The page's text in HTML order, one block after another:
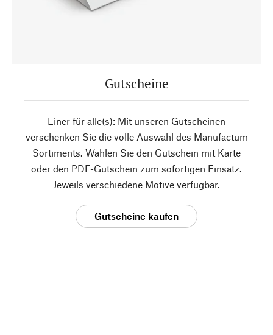
Gutscheine
Einer für alle(s): Mit unseren Gutscheinen
verschenken Sie die volle Auswahl des Manufactum
Sortiments. Wählen Sie den Gutschein mit Karte
oder den PDF-Gutschein zum sofortigen Einsatz.
Jeweils verschiedene Motive verfügbar.
Gutscheine kaufen